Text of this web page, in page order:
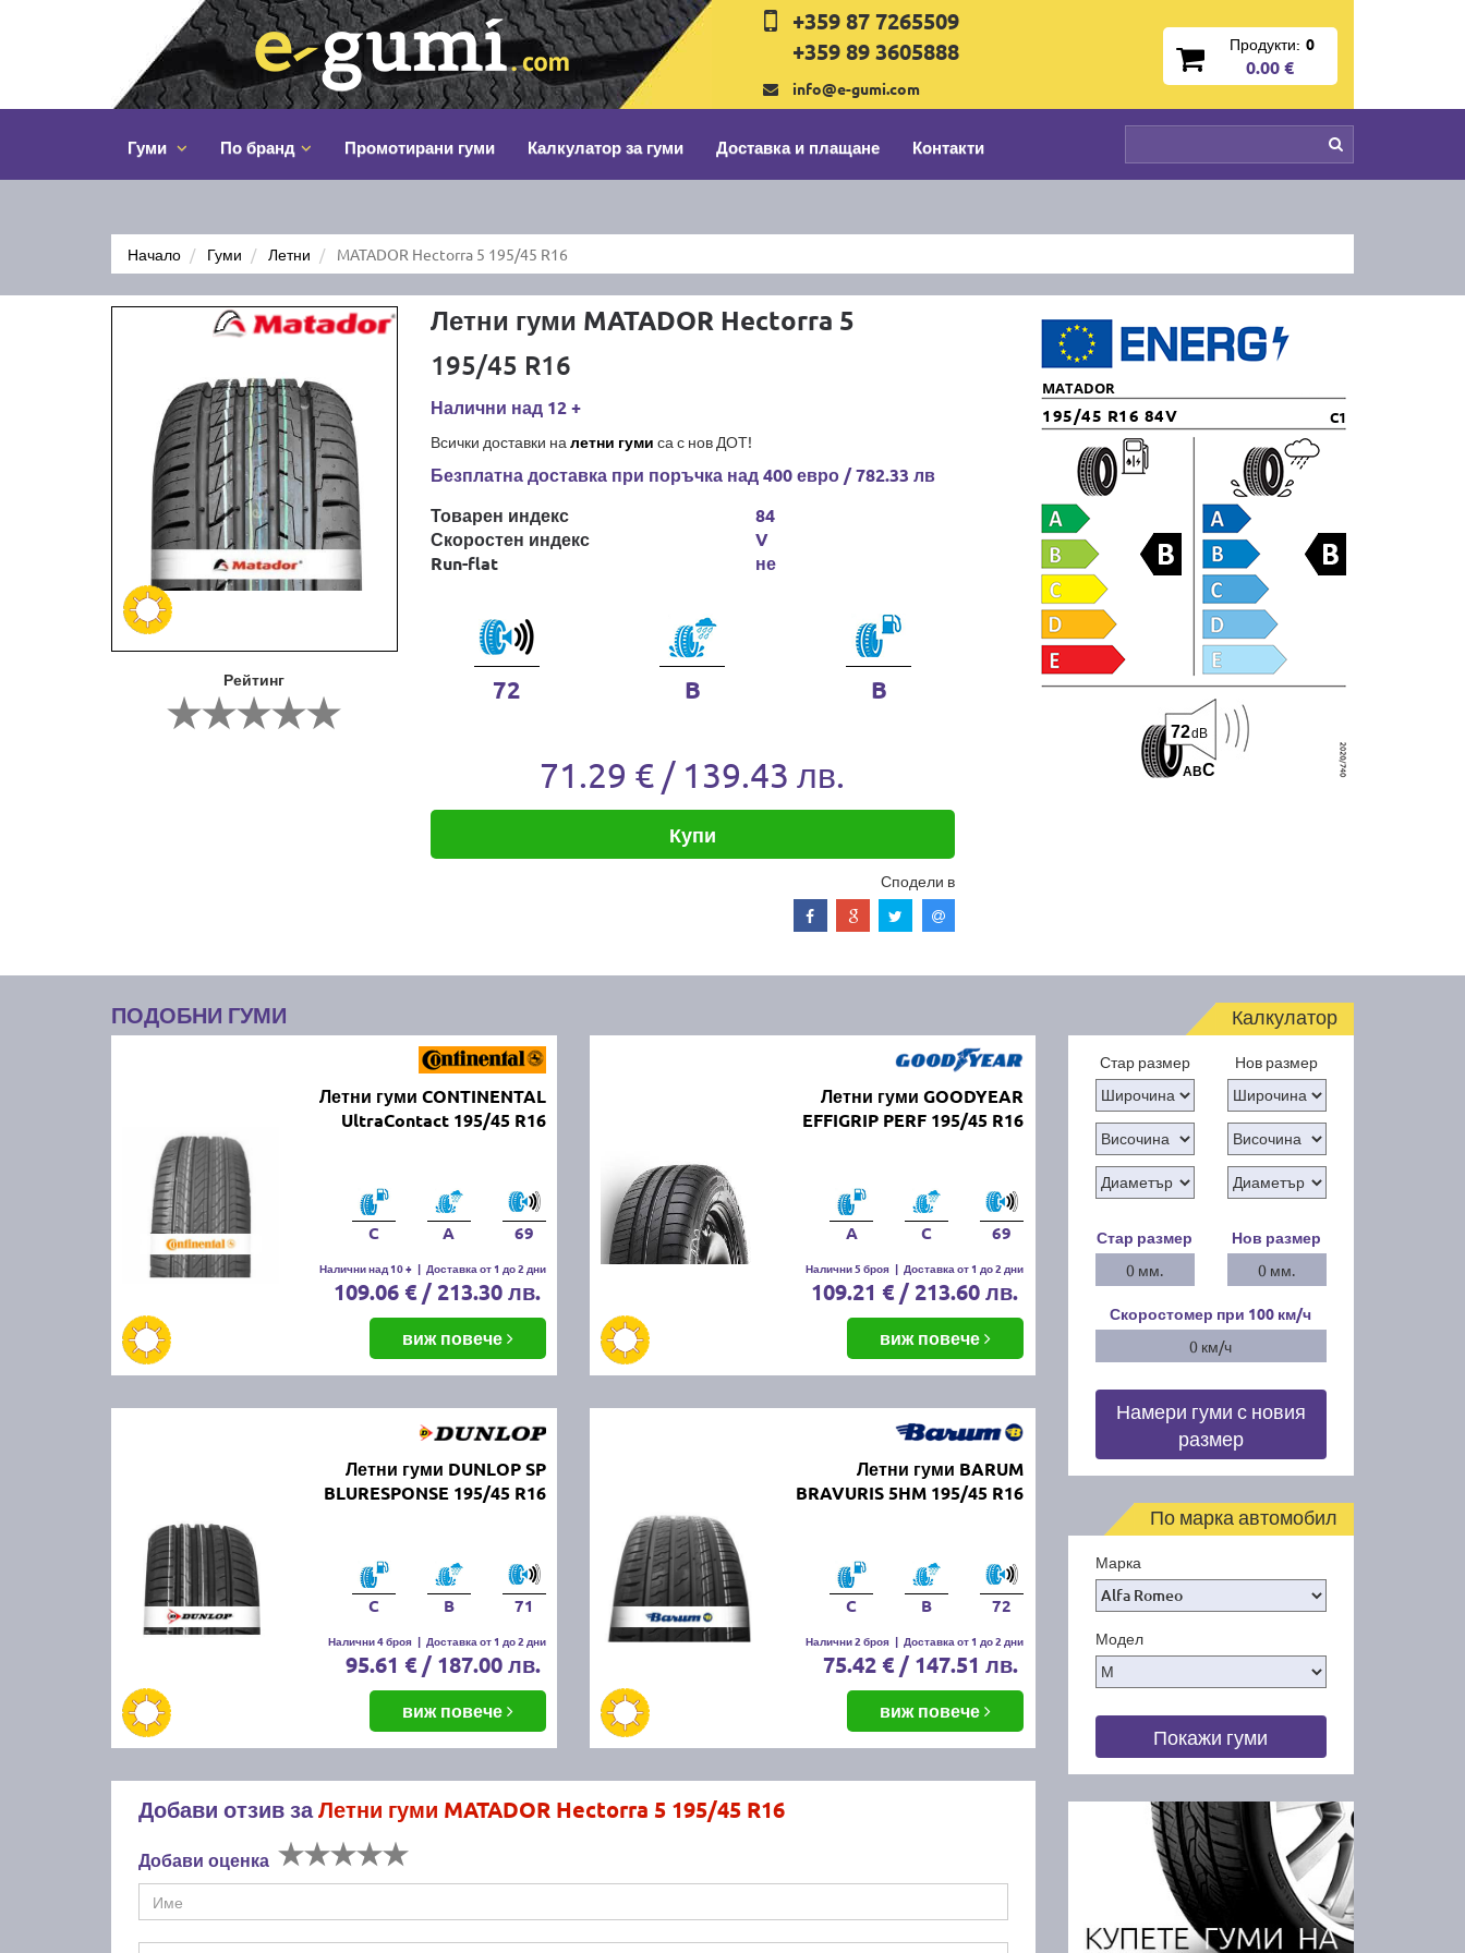
+359 87 7265509
+359 89 3605888
info@e-gumi.com
Продукти: 0
0.00 €
Гуми По бранд Промотирани гуми Калкулатор за гуми Доставка и плащане Контакти
Начало Гуми Летни MATADOR Hectorra 5 195/45 R16
Рейтинг
Летни гуми MATADOR Hectorra 5
195/45 R16
Налични над 12 +
Всички доставки на летни гуми са с нов ДОТ!
Безплатна доставка при поръчка над 400 евро / 782.33 лв
Товарен индекс
Скоростен индекс
Run-flat
84
V
не
72 B B
71.29 € / 139.43 лв.
Купи
Сподели в
MATADOR
195/45 R16 84V C1
ABC
72dB
ПОДОБНИ ГУМИ
Летни гуми CONTINENTAL
UltraContact 195/45 R16
C A 69
Налични над 10 + | Доставка от 1 до 2 дни
109.06 € / 213.30 лв.
виж повече
Летни гуми GOODYEAR
EFFIGRIP PERF 195/45 R16
A C 69
Налични 5 броя | Доставка от 1 до 2 дни
109.21 € / 213.60 лв.
виж повече
Летни гуми DUNLOP SP
BLURESPONSE 195/45 R16
C B 71
Налични 4 броя | Доставка от 1 до 2 дни
95.61 € / 187.00 лв.
виж повече
Летни гуми BARUM
BRAVURIS 5HM 195/45 R16
C B 72
Налични 2 броя | Доставка от 1 до 2 дни
75.42 € / 147.51 лв.
виж повече
Добави отзив заЛетни гуми MATADOR Hectorra 5 195/45 R16
Добави оценка
Калкулатор
Стар размер Нов размер
Стар размер
0 мм.
Нов размер
0 мм.
Скоростомер при 100 км/ч
0 км/ч
Намери гуми с новия
размер
По марка автомобил
Марка
Модел
Покажи гуми